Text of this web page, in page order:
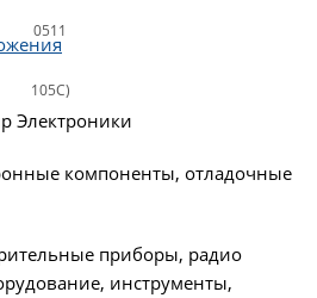
Электроники
компоненты, отладочные
приборы, радио
инструменты,